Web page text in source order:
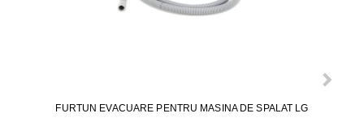
FURTUN EVACUARE PENTRU MASINA DE SPALAT LG